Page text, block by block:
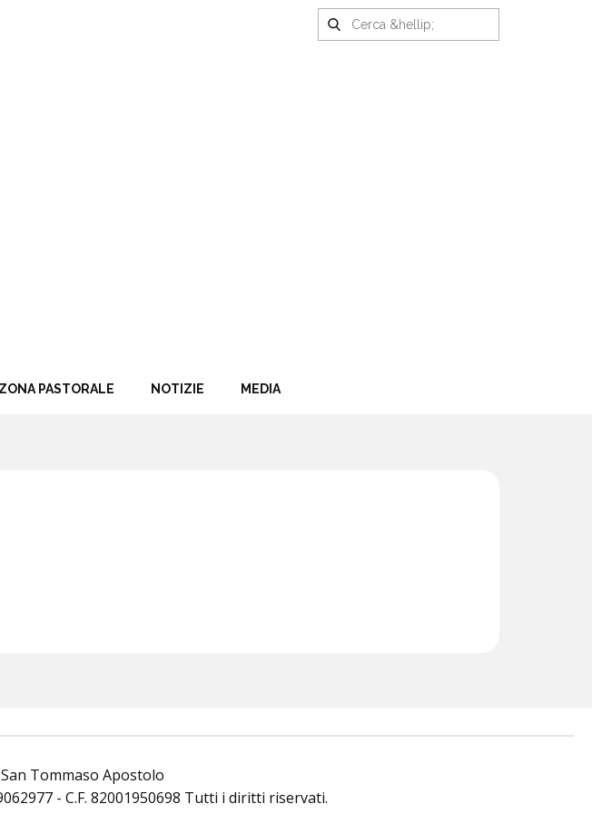
ZONA PASTORALE NOTIZIE MEDIA
Tommaso Apostolo
- C.F. 82001950698 Tutti i diritti riservati.